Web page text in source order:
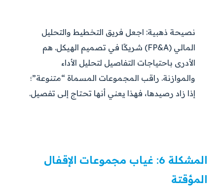
نصيحة ذهبية: اجعل فريق التخطيط والتحليل
المالي (FP&A) شريكًا في تصميم الهيكل. هم
الأدرى باحتياجات التفاصيل لتحليل الأداء
والموازنة. راقب المجموعات المسماة “متنوعة”؛
إذا زاد رصيدها، فهذا يعني أنها تحتاج إلى تفصيل.
المشكلة 6: غياب مجموعات الإقفال
المؤقتة